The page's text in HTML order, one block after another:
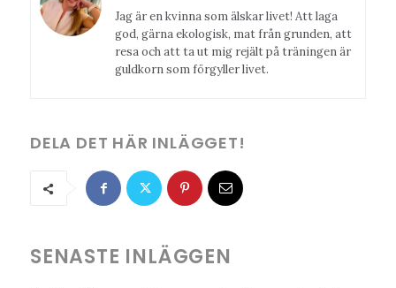
Jag är en kvinna som älskar livet! Att laga
god, gärna ekologisk, mat från grunden, att
resa och att ta ut mig rejält på träningen är
guldkorn som förgyller livet.
DELA DET HÄR INLÄGGET!
SENASTE INLÄGGEN